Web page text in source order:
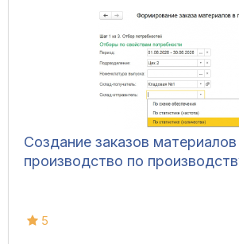
Создание заказов материалов
производство по
5